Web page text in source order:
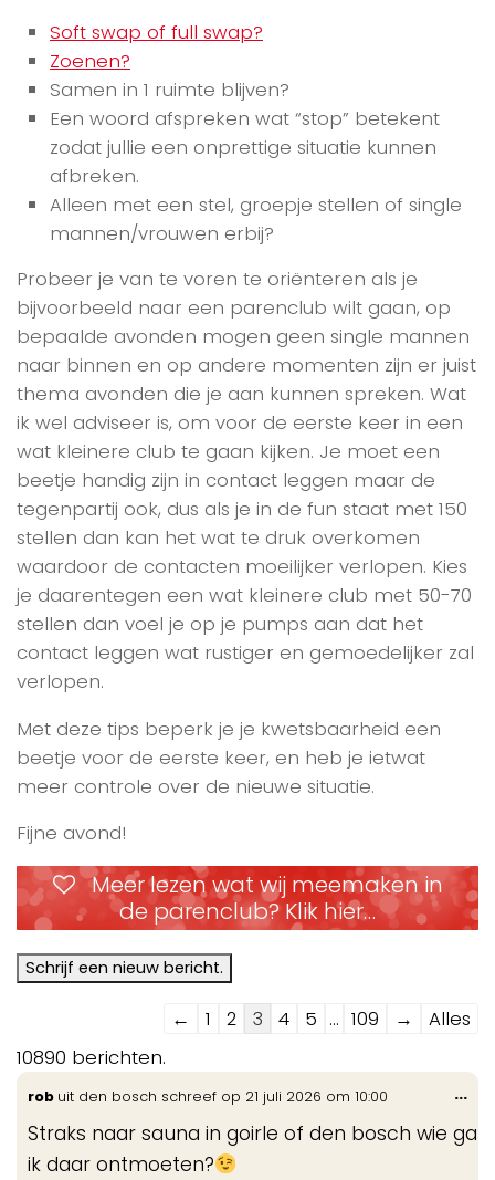
Soft swap of full swap?
Zoenen?
Samen in 1 ruimte blijven?
Een woord afspreken wat “stop” betekent
zodat jullie een onprettige situatie kunnen
afbreken.
Alleen met een stel, groepje stellen of single
mannen/vrouwen erbij?
Probeer je van te voren te oriënteren als je
bijvoorbeeld naar een parenclub wilt gaan, op
bepaalde avonden mogen geen single mannen
naar binnen en op andere momenten zijn er juist
thema avonden die je aan kunnen spreken. Wat
ik wel adviseer is, om voor de eerste keer in een
wat kleinere club te gaan kijken. Je moet een
beetje handig zijn in contact leggen maar de
tegenpartij ook, dus als je in de fun staat met 150
stellen dan kan het wat te druk overkomen
waardoor de contacten moeilijker verlopen. Kies
je daarentegen een wat kleinere club met 50-70
stellen dan voel je op je pumps aan dat het
contact leggen wat rustiger en gemoedelijker zal
verlopen.
Met deze tips beperk je je kwetsbaarheid een
beetje voor de eerste keer, en heb je ietwat
meer controle over de nieuwe situatie.
Fijne avond!
Meer lezen wat wij meemaken in
de parenclub? Klik hier…
Navigatie
de
gastenboek-
lijst
← 1 2 3 4 5 ... 109 →
Alles
10890 berichten.
rob uit den bosch schreef op 21 juli 2026 om 10:00
Straks naar sauna in goirle of den bosch wie ga
ik daar ontmoeten?
...